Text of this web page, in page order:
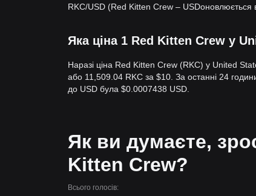
RKC/USD (Red Kitten Crew – USDоновлюється
Яка ціна 1 Red Kitten Crew у
Наразі ціна Red Kitten Crew (RKC) у United
або 11,509.04 RKC за $10. За останні 24
до USD була $0.0007438 USD.
Як ви думаєте,
Kitten Crew?
Всього голосів: